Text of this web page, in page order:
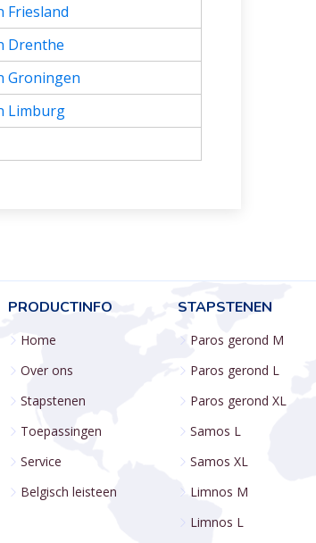
Friesland
Drenthe
Groningen
Limburg
PRODUCTINFO
Home
Over ons
Stapstenen
Toepassingen
Service
Belgisch leisteen
STAPSTENEN
Paros gerond M
Paros gerond L
Paros gerond XL
Samos L
Samos XL
Limnos M
Limnos L